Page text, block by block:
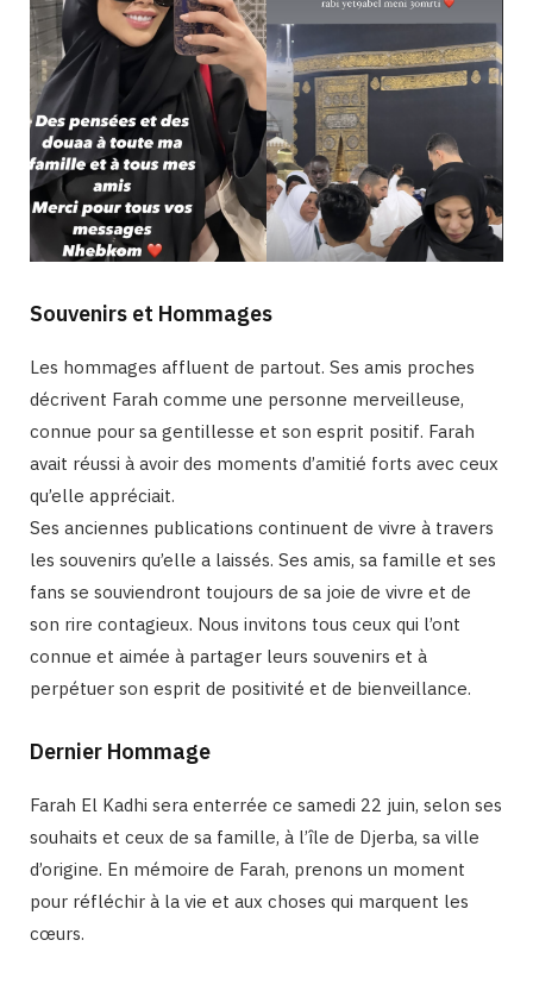
Souvenirs et Hommages
Les hommages affluent de partout. Ses amis proches
décrivent Farah comme une personne merveilleuse,
connue pour sa gentillesse et son esprit positif. Farah
avait réussi à avoir des moments d’amitié forts avec ceux
qu’elle appréciait.
Ses anciennes publications continuent de vivre à travers
les souvenirs qu’elle a laissés. Ses amis, sa famille et ses
fans se souviendront toujours de sa joie de vivre et de
son rire contagieux. Nous invitons tous ceux qui l’ont
connue et aimée à partager leurs souvenirs et à
perpétuer son esprit de positivité et de bienveillance.
Dernier Hommage
Farah El Kadhi sera enterrée ce samedi 22 juin, selon ses
souhaits et ceux de sa famille, à l’île de Djerba, sa ville
d’origine. En mémoire de Farah, prenons un moment
pour réfléchir à la vie et aux choses qui marquent les
cœurs.